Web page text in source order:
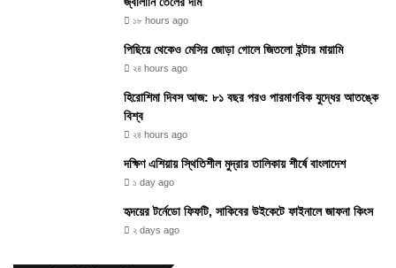
১৮ hours ago
পিছিয়ে থেকেও মেসির জোড়া গোলে জিতলো ইন্টার মায়ামি
২৪ hours ago
হিরোশিমা দিবস আজ: ৮১ বছর পরও পারমাণবিক যুদ্ধের আতঙ্কে
বিশ্ব
২৪ hours ago
দক্ষিণ এশিয়ায় স্থিতিশীল মুদ্রার তালিকায় শীর্ষে বাংলাদেশ
১ day ago
হৃদয়ের টর্নেডো ফিফটি, সাকিবের উইকেটে ফাইনালে জাফনা কিংস
২ days ago